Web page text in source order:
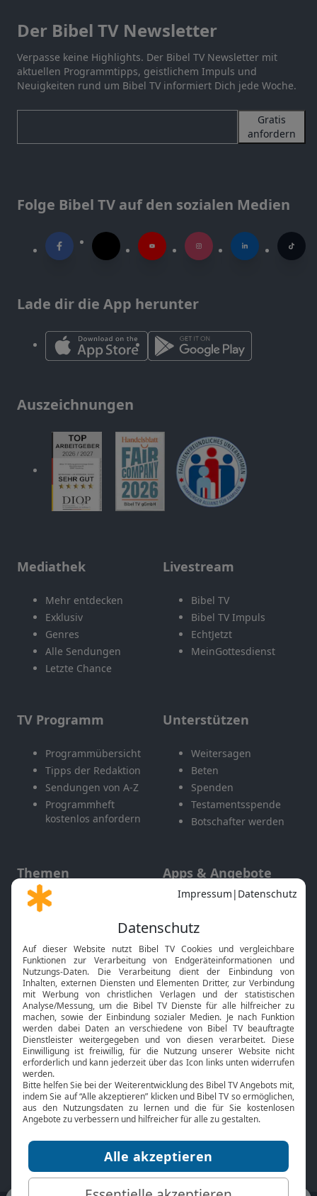
Der Bibel TV Newsletter
Verpasse keine Highlights. Der Bibel TV Newsletter mit
aktuellen Programmtipps, geistlichem Impuls und
Neuigkeiten rund um Bibel TV informiert Dich jede Woche.
Gratis
anfordern
Folge Bibel TV auf den sozialen Medien
Lade dir die App herunter
Auszeichnungen
Mediathek
Mehr entdecken
Exklusiv
Genres
Alle Sendungen
Letzte Chance
Livestream
Bibel TV
Bibel TV Impuls
EchtJetzt
MeinGottesdienst
TV Programm
Programmübersicht
Tipps der Redaktion
Sendungen von A-Z
Programmheft
kostenlos anfordern
Unterstützen
Weitersagen
Beten
Spenden
Testamentsspende
Botschafter werden
Themen
Gott und Bibel erklärt
Neuigkeiten
Apps & Angebote
Mobile App
Smart TV
HbbTV
Bibelthek Online-Bibel
Nächster Gottesdienst
Bibel TV
Über uns
Jobs
Mediadaten
Service
Kontakt
TV-Empfang